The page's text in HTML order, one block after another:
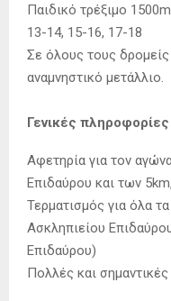
Παιδικό τρέξιμο
13-14, 15-16, 17-18
Σε όλους τους
αναμνηστικό μετάλλιο.
Γενικές πληροφορίες
Αφετηρία για τον
Επιδαύρου και των
Τερματισμός για όλα
Ασκληπιείου
Επιδαύρου)
Πολλές και